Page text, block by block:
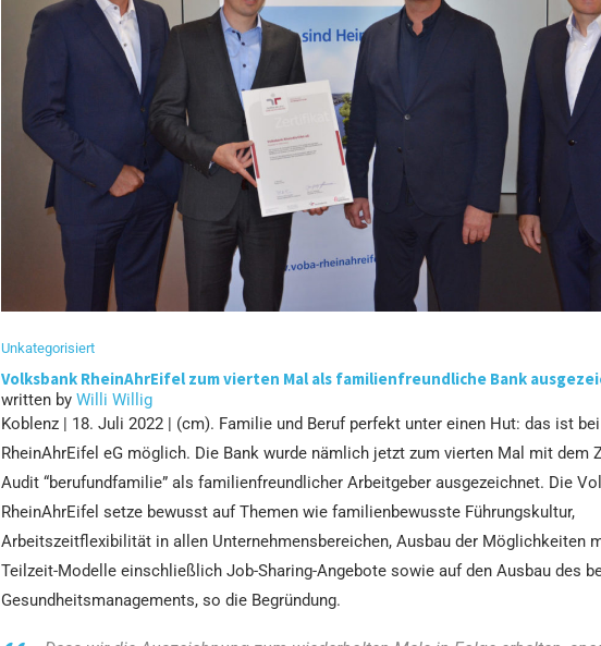
Unkategorisiert
Volksbank RheinAhrEifel zum vierten Mal als familienfreundliche Bank
written by Willi Willig
Koblenz | 18. Juli 2022 | (cm). Familie und Beruf perfekt unter einen Hut: das ist
RheinAhrEifel eG möglich. Die Bank wurde nämlich jetzt zum vierten Mal mit dem
Audit “berufundfamilie” als familienfreundlicher Arbeitgeber ausgezeichnet. Die
RheinAhrEifel setze bewusst auf Themen wie familienbewusste Führungskultur,
Arbeitszeitflexibilität in allen Unternehmensbereichen, Ausbau der Möglichkeiten
Teilzeit-Modelle einschließlich Job-Sharing-Angebote sowie auf den Ausbau des
Gesundheitsmanagements, so die Begründung.